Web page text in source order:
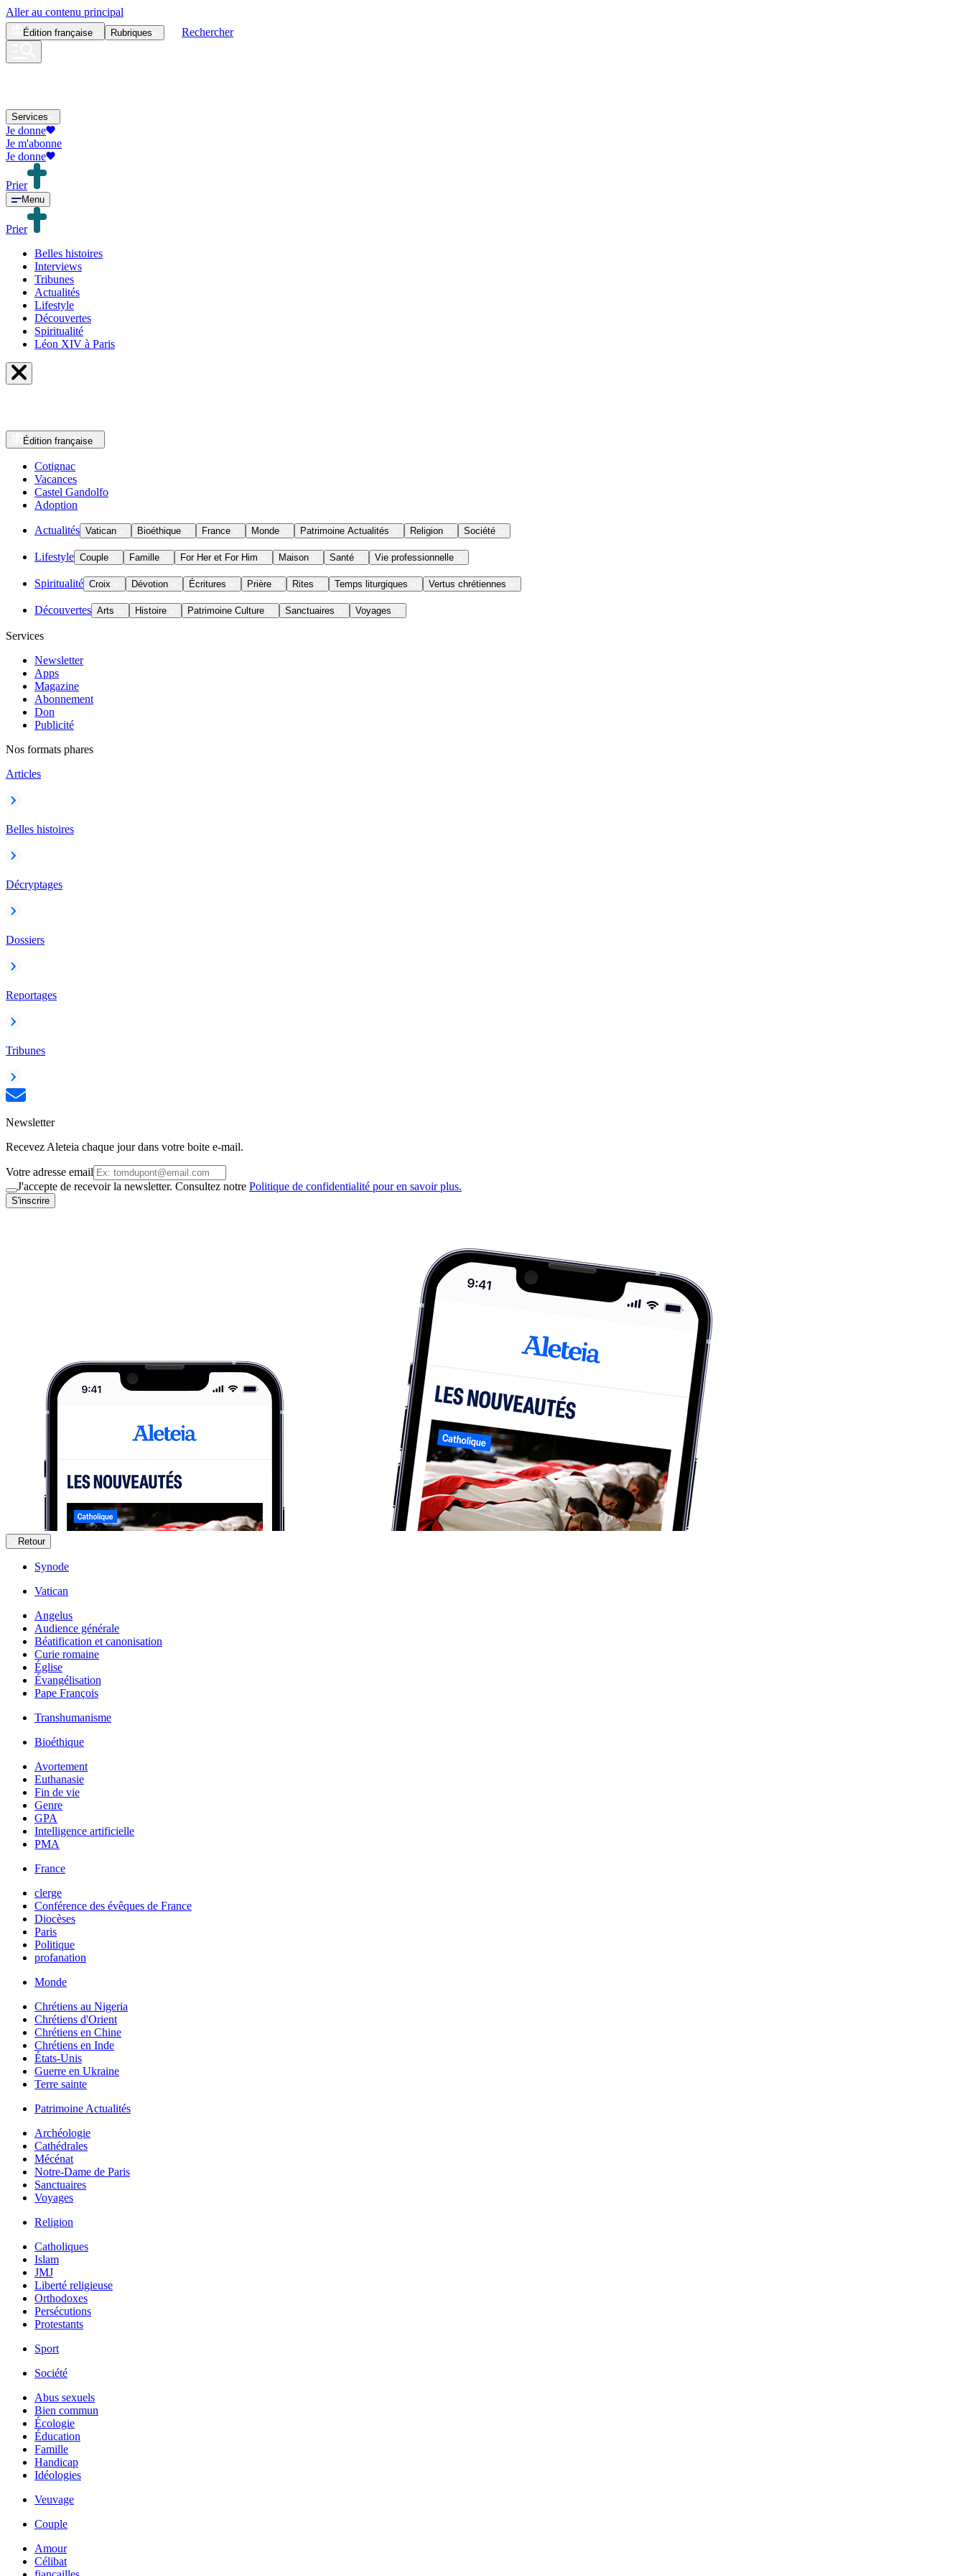
Aller au contenu principal
Édition française Rubriques Rechercher
Services
Je donne
Je m'abonne
Je donne
Prier
Menu
Prier
Belles histoires
Interviews
Tribunes
Actualités
Lifestyle
Découvertes
Spiritualité
Léon XIV à Paris
Édition française
Cotignac
Vacances
Castel Gandolfo
Adoption
Actualités Vatican Bioéthique France Monde Patrimoine Actualités Religion Société
Lifestyle Couple Famille For Her et For Him Maison Santé Vie professionnelle
Spiritualité Croix Dévotion Écritures Prière Rites Temps liturgiques Vertus chrétiennes
Découvertes Arts Histoire Patrimoine Culture Sanctuaires Voyages
Services
Newsletter
Apps
Magazine
Abonnement
Don
Publicité
Nos formats phares
Articles
Belles histoires
Décryptages
Dossiers
Reportages
Tribunes
Newsletter
Recevez Aleteia chaque jour dans votre boite e-mail.
Votre adresse email
J'accepte de recevoir la newsletter. Consultez notre Politique de confidentialité pour en savoir plus.
S'inscrire
Retour
Synode
Vatican
Angelus
Audience générale
Béatification et canonisation
Curie romaine
Église
Évangélisation
Pape François
Transhumanisme
Bioéthique
Avortement
Euthanasie
Fin de vie
Genre
GPA
Intelligence artificielle
PMA
France
clerge
Conférence des évêques de France
Diocèses
Paris
Politique
profanation
Monde
Chrétiens au Nigeria
Chrétiens d'Orient
Chrétiens en Chine
Chrétiens en Inde
États-Unis
Guerre en Ukraine
Terre sainte
Patrimoine Actualités
Archéologie
Cathédrales
Mécénat
Notre-Dame de Paris
Sanctuaires
Voyages
Religion
Catholiques
Islam
JMJ
Liberté religieuse
Orthodoxes
Persécutions
Protestants
Sport
Société
Abus sexuels
Bien commun
Écologie
Éducation
Famille
Handicap
Idéologies
Veuvage
Couple
Amour
Célibat